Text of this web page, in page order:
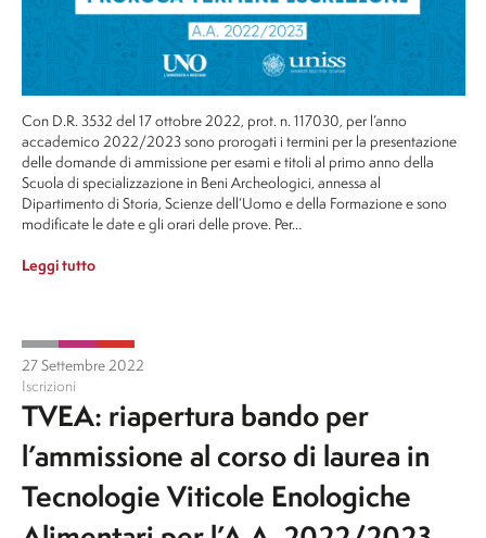
Con D.R. 3532 del 17 ottobre 2022, prot. n. 117030, per l’anno
accademico 2022/2023 sono prorogati i termini per la presentazione
delle domande di ammissione per esami e titoli al primo anno della
Scuola di specializzazione in Beni Archeologici, annessa al
Dipartimento di Storia, Scienze dell’Uomo e della Formazione e sono
modificate le date e gli orari delle prove. Per…
Leggi tutto
27 Settembre 2022
Iscrizioni
TVEA: riapertura bando per
l’ammissione al corso di laurea in
Tecnologie Viticole Enologiche